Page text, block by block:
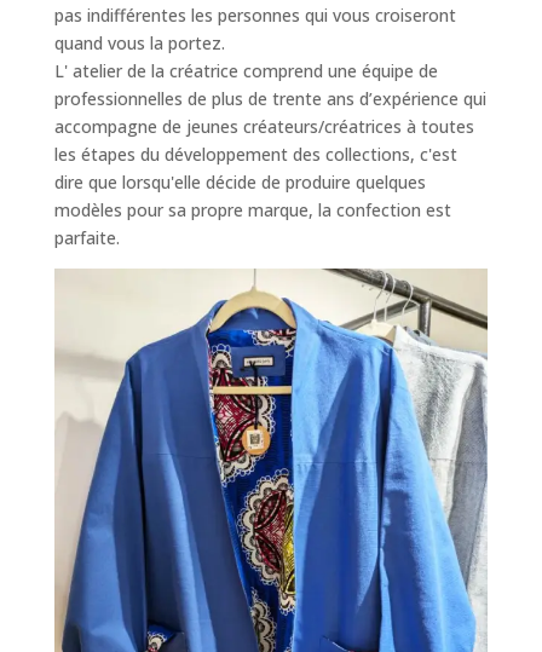
pas indifférentes les personnes qui vous croiseront
quand vous la portez.
L' atelier de la créatrice comprend une équipe de
professionnelles de plus de trente ans d’expérience qui
accompagne de jeunes créateurs/créatrices à toutes
les étapes du développement des collections, c'est
dire que lorsqu'elle décide de produire quelques
modèles pour sa propre marque, la confection est
parfaite.